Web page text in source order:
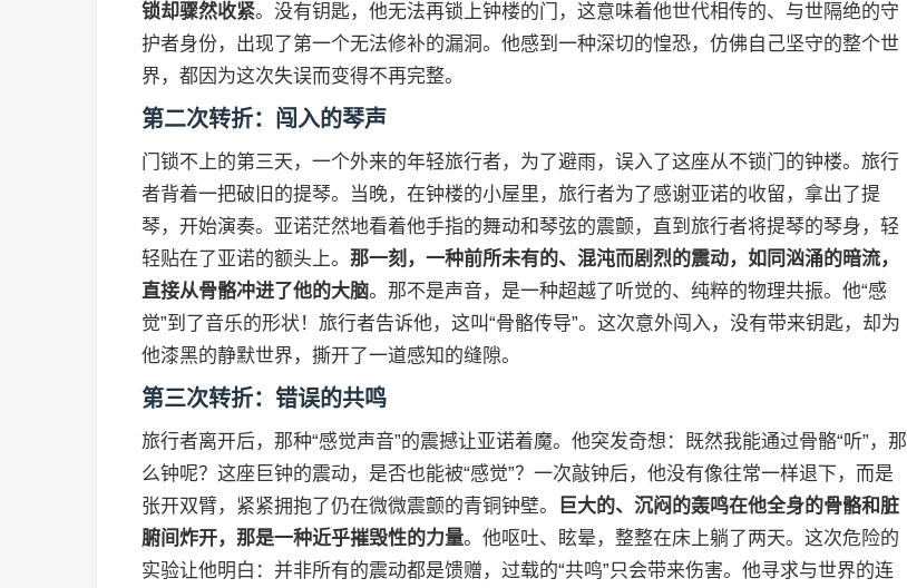
锁却骤然收紧。没有钥匙，他无法再锁上钟楼的门，这意味着他世代相传的、与世隔绝的守
护者身份，出现了第一个无法修补的漏洞。他感到一种深切的惶恐，仿佛自己坚守的整个世
界，都因为这次失误而变得不再完整。
第二次转折：闯入的琴声
门锁不上的第三天，一个外来的年轻旅行者，为了避雨，误入了这座从不锁门的钟楼。旅行
者背着一把破旧的提琴。当晚，在钟楼的小屋里，旅行者为了感谢亚诺的收留，拿出了提
琴，开始演奏。亚诺茫然地看着他手指的舞动和琴弦的震颤，直到旅行者将提琴的琴身，轻
轻贴在了亚诺的额头上。 那一刻，一种前所未有的、混沌而剧烈的震动，如同汹涌的暗流，
直接从骨骼冲进了他的大脑。那不是声音，是一种超越了听觉的、纯粹的物理共振。他“感
觉”到了音乐的形状！旅行者告诉他，这叫“骨骼传导”。这次意外闯入，没有带来钥匙，却为
他漆黑的静默世界，撕开了一道感知的缝隙。
第三次转折：错误的共鸣
旅行者离开后，那种“感觉声音”的震撼让亚诺着魔。他突发奇想：既然我能通过骨骼“听”，那
么钟呢？这座巨钟的震动，是否也能被“感觉”？一次敲钟后，他没有像往常一样退下，而是
张开双臂，紧紧拥抱了仍在微微震颤的青铜钟壁。
巨大的、沉闷的轰鸣在他全身的骨骼和脏
腑间炸开，那是一种近乎摧毁性的力量。他呕吐、眩晕，整整在床上躺了两天。这次危险的
实验让他明白：并非所有的震动都是馈赠，过载的“共鸣”只会带来伤害。他寻求与世界的连